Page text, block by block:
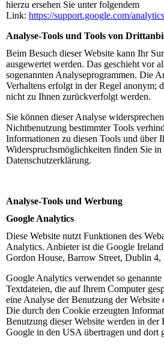
hierzu ersehen Sie unter folgendem
Link: https://support.google.com/
Analyse-Tools und Tools von
Beim Besuch dieser Website kann Ihr
ausgewertet werden. Das geschieht vor
sogenannten Analyseprogrammen. Die
Verhaltens erfolgt in der Regel anonym;
nicht zu Ihnen zurückverfolgt werden.
Sie können dieser Analyse
Nichtbenutzung bestimmter Tools
Informationen zu diesen Tools und über
Widerspruchsmöglichkeiten finden Sie in
Datenschutzerklärung.
Analyse-Tools und Werbung
Google Analytics
Diese Website nutzt Funktionen des
Analytics. Anbieter ist die Google
Gordon House, Barrow Street, Dublin 4,
Google Analytics verwendet so
Textdateien, die auf Ihrem Computer
eine Analyse der Benutzung der Website
Die durch den Cookie erzeugten
Benutzung dieser Website werden in der
Google in den USA übertragen und dort